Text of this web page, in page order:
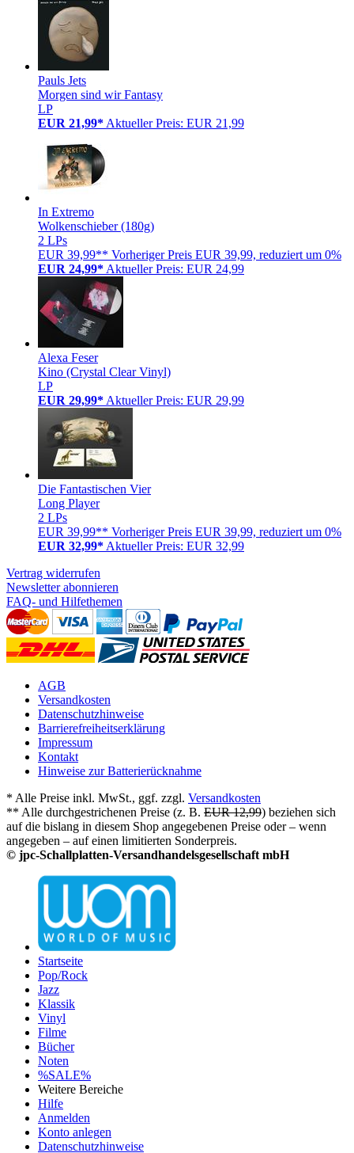
Pauls Jets
Morgen sind wir Fantasy
LP
EUR 21,99* Aktueller Preis: EUR 21,99
In Extremo
Wolkenschieber (180g)
2 LPs
EUR 39,99** Vorheriger Preis EUR 39,99, reduziert um 0%
EUR 24,99* Aktueller Preis: EUR 24,99
Alexa Feser
Kino (Crystal Clear Vinyl)
LP
EUR 29,99* Aktueller Preis: EUR 29,99
Die Fantastischen Vier
Long Player
2 LPs
EUR 39,99** Vorheriger Preis EUR 39,99, reduziert um 0%
EUR 32,99* Aktueller Preis: EUR 32,99
Vertrag widerrufen
Newsletter abonnieren
FAQ- und Hilfethemen
AGB
Versandkosten
Datenschutzhinweise
Barrierefreiheitserklärung
Impressum
Kontakt
Hinweise zur Batterierücknahme
* Alle Preise inkl. MwSt., ggf. zzgl. Versandkosten
** Alle durchgestrichenen Preise (z. B. EUR 12,99) beziehen sich
auf die bislang in diesem Shop angegebenen Preise oder – wenn
angegeben – auf einen limitierten Sonderpreis.
© jpc-Schallplatten-Versandhandelsgesellschaft mbH
Startseite
Pop/Rock
Jazz
Klassik
Vinyl
Filme
Bücher
Noten
%SALE%
Weitere Bereiche
Hilfe
Anmelden
Konto anlegen
Datenschutzhinweise